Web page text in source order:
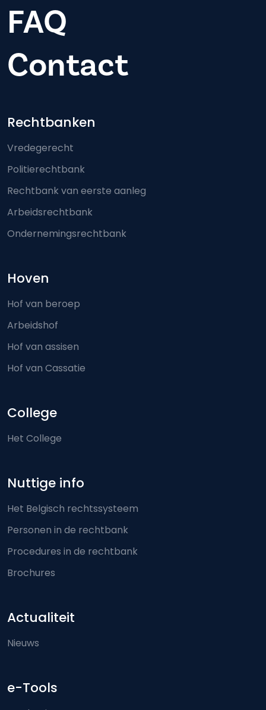
FAQ
Contact
Footer-menu
Rechtbanken
Vredegerecht
Politierechtbank
Rechtbank van eerste aanleg
Arbeidsrechtbank
Ondernemingsrechtbank
Hoven
Hof van beroep
Arbeidshof
Hof van assisen
Hof van Cassatie
College
Het College
Nuttige info
Het Belgisch rechtssysteem
Personen in de rechtbank
Procedures in de rechtbank
Brochures
Actualiteit
Nieuws
e-Tools